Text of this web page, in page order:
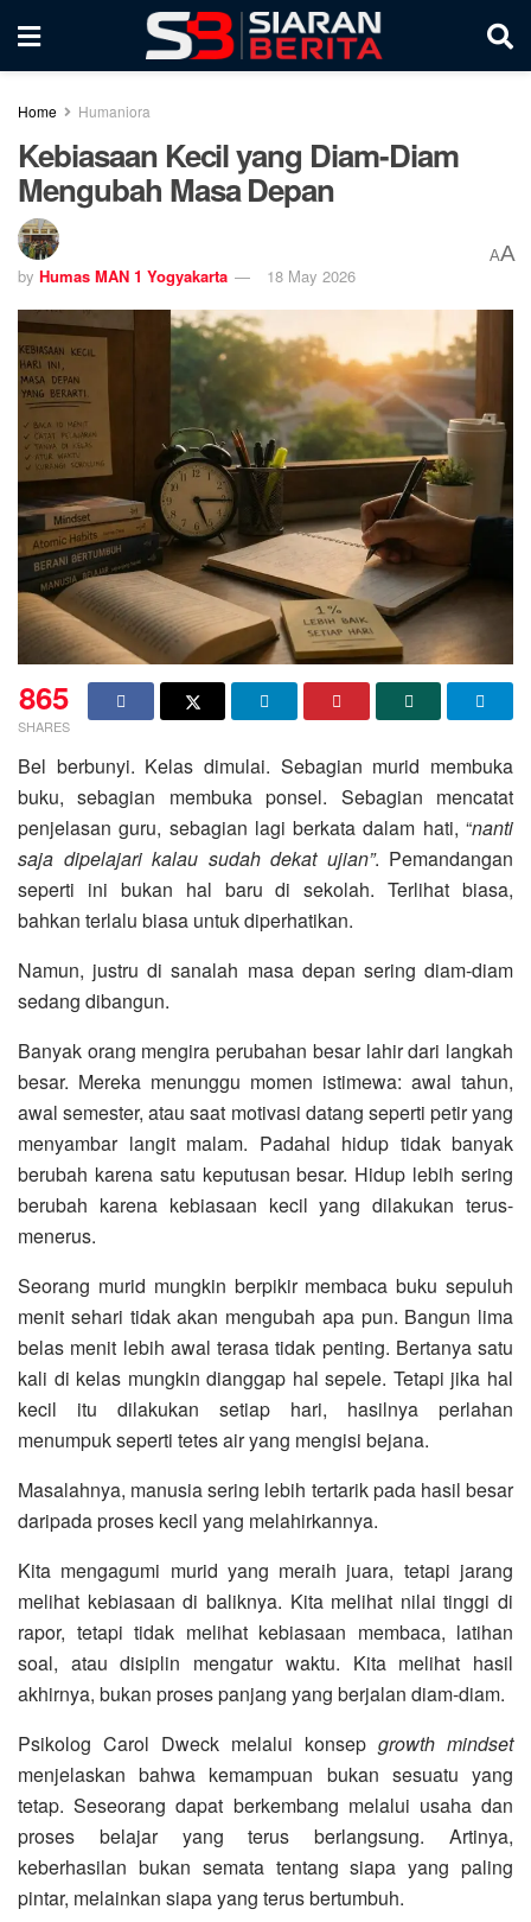
Home Humaniora
Kebiasaan Kecil yang Diam-Diam
Mengubah Masa Depan
by Humas MAN 1 Yogyakarta 18 May 2026
AA
865
SHARES
Bel berbunyi. Kelas dimulai. Sebagian murid membuka
buku, sebagian membuka ponsel. Sebagian mencatat
penjelasan guru, sebagian lagi berkata dalam hati, “nanti
saja dipelajari kalau sudah dekat ujian”. Pemandangan
seperti ini bukan hal baru di sekolah. Terlihat biasa,
bahkan terlalu biasa untuk diperhatikan.
Namun, justru di sanalah masa depan sering diam-diam
sedang dibangun.
Banyak orang mengira perubahan besar lahir dari langkah
besar. Mereka menunggu momen istimewa: awal tahun,
awal semester, atau saat motivasi datang seperti petir yang
menyambar langit malam. Padahal hidup tidak banyak
berubah karena satu keputusan besar. Hidup lebih sering
berubah karena kebiasaan kecil yang dilakukan terus-
menerus.
Seorang murid mungkin berpikir membaca buku sepuluh
menit sehari tidak akan mengubah apa pun. Bangun lima
belas menit lebih awal terasa tidak penting. Bertanya satu
kali di kelas mungkin dianggap hal sepele. Tetapi jika hal
kecil itu dilakukan setiap hari, hasilnya perlahan
menumpuk seperti tetes air yang mengisi bejana.
Masalahnya, manusia sering lebih tertarik pada hasil besar
daripada proses kecil yang melahirkannya.
Kita mengagumi murid yang meraih juara, tetapi jarang
melihat kebiasaan di baliknya. Kita melihat nilai tinggi di
rapor, tetapi tidak melihat kebiasaan membaca, latihan
soal, atau disiplin mengatur waktu. Kita melihat hasil
akhirnya, bukan proses panjang yang berjalan diam-diam.
Psikolog Carol Dweck melalui konsep growth mindset
menjelaskan bahwa kemampuan bukan sesuatu yang
tetap. Seseorang dapat berkembang melalui usaha dan
proses belajar yang terus berlangsung. Artinya,
keberhasilan bukan semata tentang siapa yang paling
pintar, melainkan siapa yang terus bertumbuh.